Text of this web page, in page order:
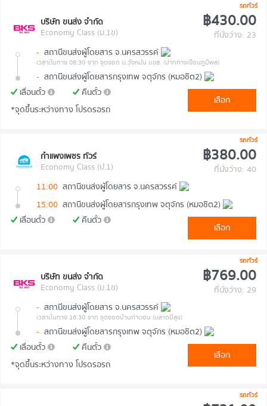
รถทัวร์
บริษัท ขนส่ง จำกัด
Economy Class (ม.1ข)
฿430.00
ที่นั่งว่าง: 23
- สถานีขนส่งผู้โดยสาร จ.นครสวรรค์
เวลาต้นทาง 08:30 จาก จุดจอด ต.วังหมัน บขส. (ปากทางเขื่อนภูมิพล)
- สถานีขนส่งผู้โดยสารกรุงเทพ จตุจักร (หมอชิต2)
เลื่อนตั๋ว
คืนตั๋ว
*จุดขึ้นระหว่างทาง โปรดรอรถ
เลือก
รถทัวร์
กำแพงเพชร ทัวร์
Economy Class (ป.1)
฿380.00
ที่นั่งว่าง: 40
11:00 สถานีขนส่งผู้โดยสาร จ.นครสวรรค์
15:00 สถานีขนส่งผู้โดยสารกรุงเทพ จตุจักร (หมอชิต2)
เลื่อนตั๋ว
คืนตั๋ว
เลือก
รถทัวร์
บริษัท ขนส่ง จำกัด
Economy Class (ม.1ข)
฿769.00
ที่นั่งว่าง: 29
- สถานีขนส่งผู้โดยสาร จ.นครสวรรค์
เวลาต้นทาง 16:30 จาก จุดจอดบ้านท่าตอน (ตลาดมีสุข)
- สถานีขนส่งผู้โดยสารกรุงเทพ จตุจักร (หมอชิต2)
เลื่อนตั๋ว
คืนตั๋ว
*จุดขึ้นระหว่างทาง โปรดรอรถ
เลือก
รถทัวร์